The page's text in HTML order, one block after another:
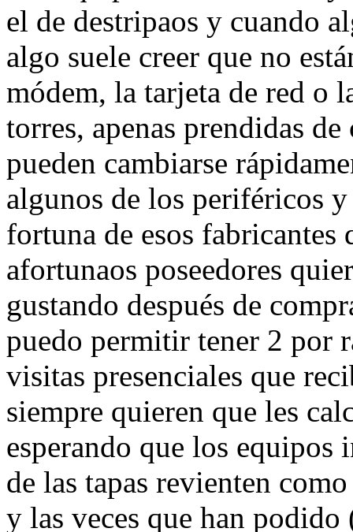
el de destripaos y cuando
algo suele creer que no
módem, la tarjeta de red o
torres, apenas prendidas
pueden cambiarse
algunos de los periféricos
fortuna de esos fabricantes
afortunaos poseedores
gustando después de
puedo permitir tener 2 por
visitas presenciales que
siempre quieren que les
esperando que los
de las tapas revienten
y las veces que han